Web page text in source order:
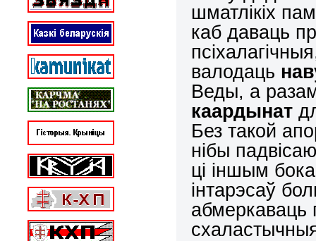
шматлікіх
каб даваць
валодаць
Веды, а
каардынат
Без такой
нібы
ці іншым
інтарэсаў
абмеркаваць